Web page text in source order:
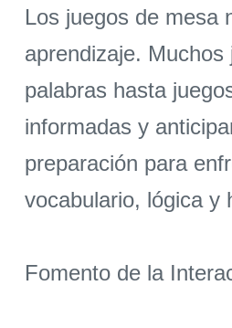
Los juegos de mesa
aprendizaje.
palabras hasta
informadas y
preparación para
vocabulario, lógica y
Fomento de la